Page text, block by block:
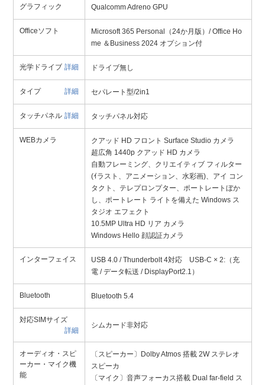
グラフィック Qualcomm Adreno GPU
Officeソフト
Microsoft 365 Personal（24か月版）/ Office Ho
me ＆Business 2024 オプション付
光学ドライブ 詳細 ドライブ無し
タイプ 詳細 セパレート型/2in1
タッチパネル 詳細 タッチパネル対応
WEBカメラ
クアッド HD フロント Surface Studio カメラ
超広角 1440p クアッド HD カメラ
自動フレーミング、クリエイティブ フィルター
(ｲラスト、アニメーション、水彩画)、アイ コン
タクト、テレプロンプター、ポートレートぼか
し、ポートレート ライトを備えた Windows ス
タジオ エフェクト
10.5MP Ultra HD リア カメラ
Windows Hello 顔認証カメラ
インターフェイス
USB 4.0 / Thunderbolt 4対応 USB-C × 2:（充
電 / データ転送 / DisplayPort2.1）
Bluetooth Bluetooth 5.4
対応SIMサイズ
詳細
シムカード非対応
オーディオ・スピ
ーカー・マイク機
能
〔スピーカー〕Dolby Atmos 搭載 2W ステレオ
スピーカ
〔マイク〕音声フォーカス搭載 Dual far-field ス